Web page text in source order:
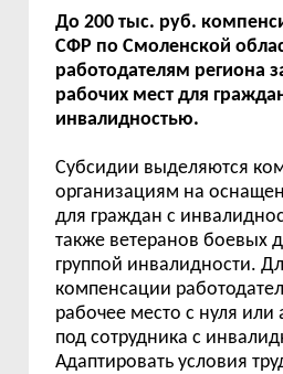
До 200 тыс. руб.
СФР по Смоленской
работодателям региона
рабочих мест для
инвалидностью.
Субсидии выделяются
организациям на
для граждан с
также ветеранов боевых
группой инвалидности.
компенсации
рабочее место с нуля или
под сотрудника с
Адаптировать условия